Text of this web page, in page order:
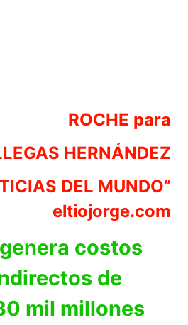
ROCHE para
HERNÁNDEZ
DEL MUNDO”
eltiojorge.com
costos
de
mil millones